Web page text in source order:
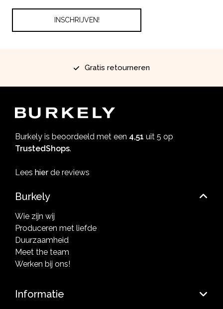
Gratis retourneren
Burkely is beoordeeld met een 4,51 uit 5 op
TrustedShops.
Lees hierde reviews
Burkely
Wie zijn wij
Produceren met liefde
Duurzaamheid
Meet the team
Werken bij ons!
Informatie